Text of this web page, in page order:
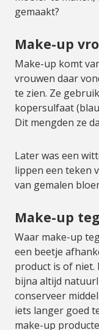
gemaakt?
Make-up
Make-up komt
vrouwen daar
te zien. Ze
kopersulfaat
Dit mengden ze
Later was een
lippen een teken
van gemalen
Make-up
Waar make-up
een beetje
product is of
bijna altijd
conserveer
iets langer goed
make-up